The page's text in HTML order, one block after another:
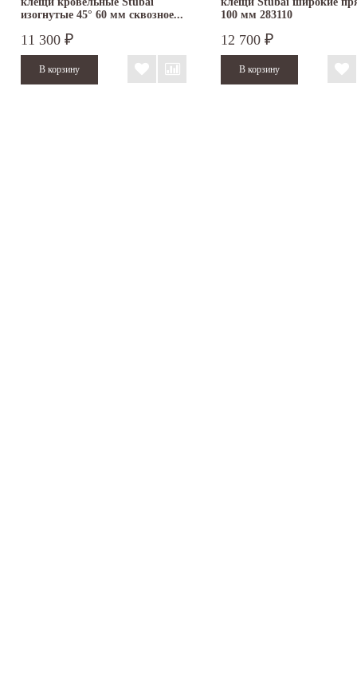
изогнутые 45° 60 мм сквозное...
11 300 ₽
100 мм 283110
12 700 ₽